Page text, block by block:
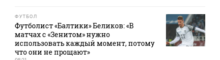
ФУТБОЛ
Футболист «Балтики» Беликов: «В
матчах с «Зенитом» нужно
использовать каждый момент, потому
что они не прощают»